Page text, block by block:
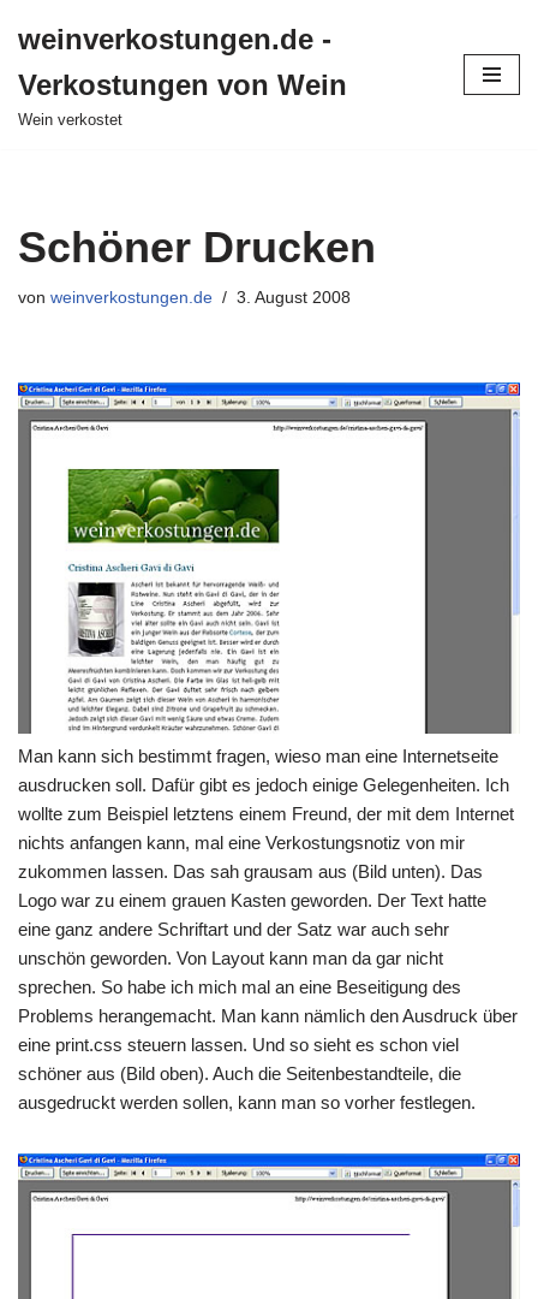
Inhalt
springen
weinverkostungen.de -
Verkostungen von Wein
Wein verkostet
Schöner Drucken
von weinverkostungen.de 3. August 2008
Man kann sich bestimmt fragen, wieso man eine Internetseite
ausdrucken soll. Dafür gibt es jedoch einige Gelegenheiten. Ich
wollte zum Beispiel letztens einem Freund, der mit dem Internet
nichts anfangen kann, mal eine Verkostungsnotiz von mir
zukommen lassen. Das sah grausam aus (Bild unten). Das
Logo war zu einem grauen Kasten geworden. Der Text hatte
eine ganz andere Schriftart und der Satz war auch sehr
unschön geworden. Von Layout kann man da gar nicht
sprechen. So habe ich mich mal an eine Beseitigung des
Problems herangemacht. Man kann nämlich den Ausdruck über
eine print.css steuern lassen. Und so sieht es schon viel
schöner aus (Bild oben). Auch die Seitenbestandteile, die
ausgedruckt werden sollen, kann man so vorher festlegen.